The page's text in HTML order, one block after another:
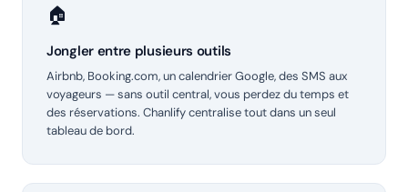
🏠
Jongler entre plusieurs outils
Airbnb, Booking.com, un calendrier Google, des SMS aux
voyageurs — sans outil central, vous perdez du temps et
des réservations. Chanlify centralise tout dans un seul
tableau de bord.